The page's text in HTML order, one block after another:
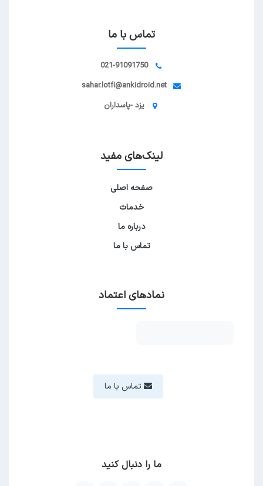
تماس با ما
021-91091750
sahar.lotfi@ankidroid.net
یزد -پاسداران
لینک‌های مفید
صفحه اصلی
خدمات
درباره ما
تماس با ما
نمادهای اعتماد
تماس با ما
ما را دنبال کنید